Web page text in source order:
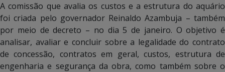
A comissão que avalia os custos e a estrutura do aquário
foi criada pelo governador Reinaldo Azambuja – também
por meio de decreto – no dia 5 de janeiro. O objetivo é
analisar, avaliar e concluir sobre a legalidade do contrato
de concessão, contratos em geral, custos, estrutura de
engenharia e segurança da obra, como também sobre o